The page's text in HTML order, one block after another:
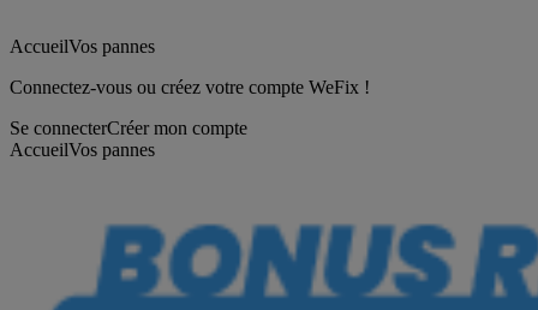
AccueilVos pannes
Connectez-vous ou créez votre compte WeFix !
Se connecterCréer mon compte
AccueilVos pannes